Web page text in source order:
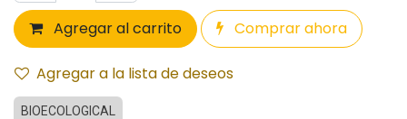
Agregar al carrito Comprar ahora
Agregar a la lista de deseos
BIOECOLOGICAL